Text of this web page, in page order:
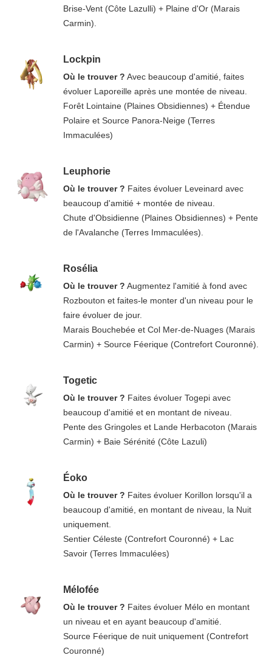
Brise-Vent (Côte Lazulli) + Plaine d'Or (Marais
Carmin).
Lockpin
Où le trouver ? Avec beaucoup d'amitié, faites
évoluer Laporeille après une montée de niveau.
Forêt Lointaine (Plaines Obsidiennes) + Étendue
Polaire et Source Panora-Neige (Terres
Immaculées)
Leuphorie
Où le trouver ? Faites évoluer Leveinard avec
beaucoup d'amitié + montée de niveau.
Chute d'Obsidienne (Plaines Obsidiennes) + Pente
de l'Avalanche (Terres Immaculées).
Rosélia
Où le trouver ? Augmentez l'amitié à fond avec
Rozbouton et faites-le monter d'un niveau pour le
faire évoluer de jour.
Marais Bouchebée et Col Mer-de-Nuages (Marais
Carmin) + Source Féerique (Contrefort Couronné).
Togetic
Où le trouver ? Faites évoluer Togepi avec
beaucoup d'amitié et en montant de niveau.
Pente des Gringoles et Lande Herbacoton (Marais
Carmin) + Baie Sérénité (Côte Lazuli)
Éoko
Où le trouver ? Faites évoluer Korillon lorsqu'il a
beaucoup d'amitié, en montant de niveau, la Nuit
uniquement.
Sentier Céleste (Contrefort Couronné) + Lac
Savoir (Terres Immaculées)
Mélofée
Où le trouver ? Faites évoluer Mélo en montant
un niveau et en ayant beaucoup d'amitié.
Source Féerique de nuit uniquement (Contrefort
Couronné)